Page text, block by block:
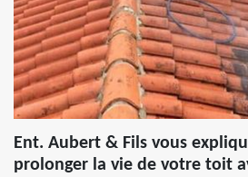
Ent. Aubert & Fils vous
prolonger la vie de votre toit